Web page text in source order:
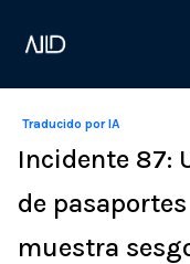
Traducido por IA
Incidente 87:
de
muestra